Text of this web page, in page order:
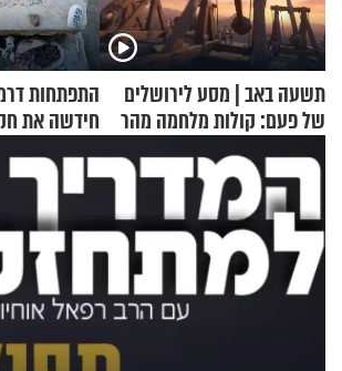
תשעה באב | מסע לירושלים
של פעם: קולות מלחמה מהר
הזיתים
התפתחות
חידשה את
ראדה